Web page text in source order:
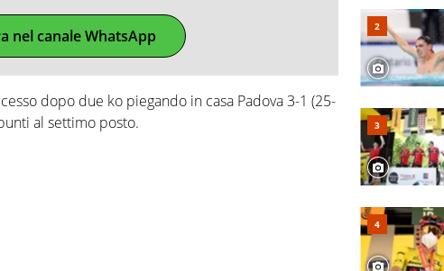
nel canale WhatsApp
dopo due ko piegando in casa Padova 3-1 (25-
al settimo posto.